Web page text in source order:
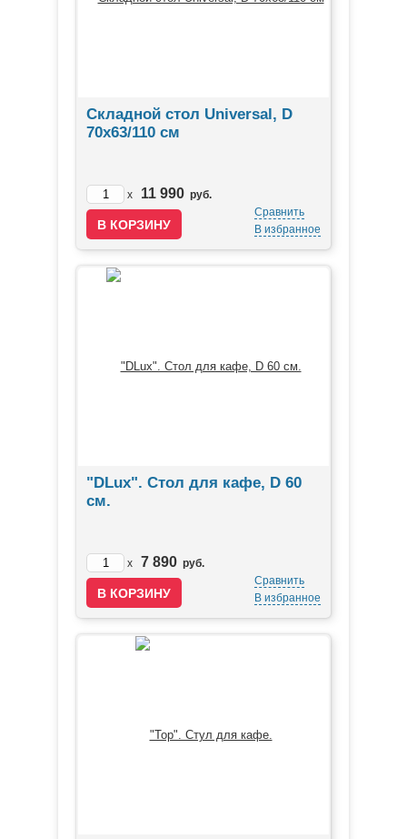
Складной стол Universal, D
70х63/110 см
x 11 990 руб.
Сравнить
В избранное
"DLux". Стол для кафе, D 60
см.
x 7 890 руб.
Сравнить
В избранное